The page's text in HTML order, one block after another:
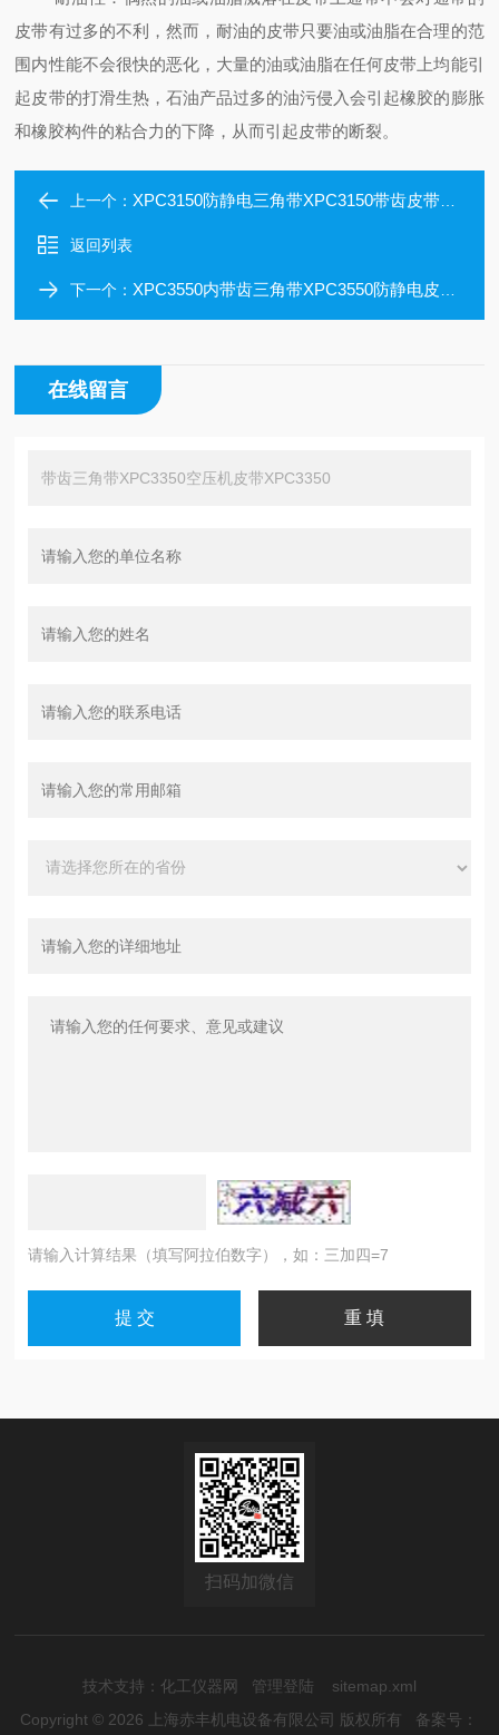
皮带有过多的不利，然而，耐油的皮带只要油或油脂在合理的范
围内性能不会很快的恶化，大量的油或油脂在任何皮带上均能引
起皮带的打滑生热，石油产品过多的油污侵入会引起橡胶的膨胀
和橡胶构件的粘合力的下降，从而引起皮带的断裂。
上一个： XPC3150防静电三角带XPC3150带齿皮带XPC3150
返回列表
下一个： XPC3550内带齿三角带XPC3550防静电皮带XPC3550
在线留言
请输入计算结果（填写阿拉伯数字），如：三加四=7
扫码加微信
技术支持： 化工仪器网 管理登陆
sitemap.xml
Copyright © 2026 上海赤丰机电设备有限公司 版权所有 备案号：